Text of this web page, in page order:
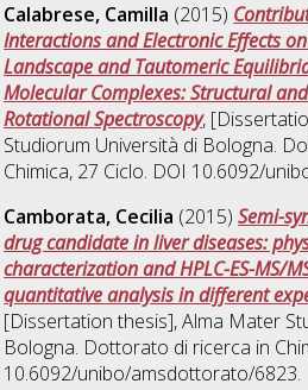
Calabrese, Camilla (2015)
Interactions and Electronic Effects
Landscape and Tautomeric
Molecular Complexes: Structural
Rotational Spectroscopy,
Studiorum Università di Bologna.
Chimica, 27 Ciclo. DOI 10.6092/
Camborata, Cecilia (2015)Semi-
drug candidate in liver diseases:
characterization and HPLC-ES-MS/
quantitative analysis in different
[Dissertation thesis], Alma Mater
Bologna. Dottorato di ricerca in
10.6092/unibo/amsdottorato/6823.